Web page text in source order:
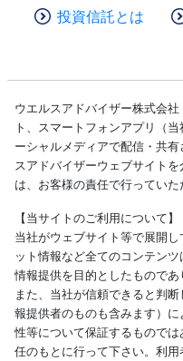
投資信託とは
ウエルスアドバイザー株式会
ト、スマートフォンアプリ（
ーシャルメディアで配信・共
スアドバイザーウェブサイト
は、お客様の責任で行っていた
【当サイトのご利用について】
当社がウェブサイト等で展開
ット情報など全てのコンテン
情報提供を目的としたものであ
また、当社が信頼できると判
報提供者のものも含みます）
性等について保証するもので
任のもとに行って下さい。利